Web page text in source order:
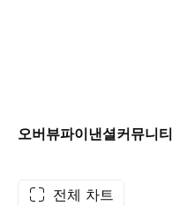
오버뷰파이낸셜커뮤니티
전체 차트